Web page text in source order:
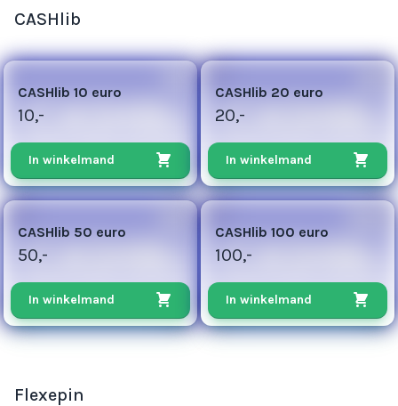
CASHlib
3
CASHlib 10 euro
10,-
In winkelmand
5
CASHlib 20 euro
20,-
In winkelmand
25
CASHlib 50 euro
50,-
In winkelmand
100
CASHlib 100 euro
100,-
In winkelmand
Flexepin